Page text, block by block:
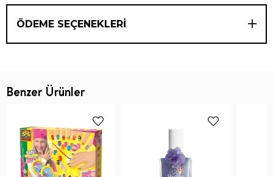
ÖDEME SEÇENEKLERI
Benzer Ürünler